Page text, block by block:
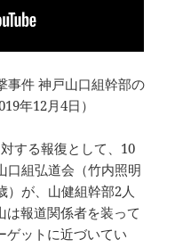
件 神戸山口組幹部の
年12月4日）
する報復として、10
口組弘道会（竹内照明
）が、山健組幹部2人
は報道関係者を装って
ゲットに近づいてい